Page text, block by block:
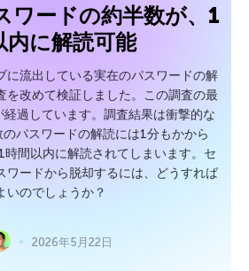
ワードの約半数が、1
内に解読可能
に流出している実在のパスワードの解
を改めて検証しました。この調査の最
過しています。調査結果は衝撃的な
パスワードの解読には1分もかから
間以内に解読されてしまいます。セ
ワードから脱却するには、どうすれば
いのでしょうか？
2026年5月22日